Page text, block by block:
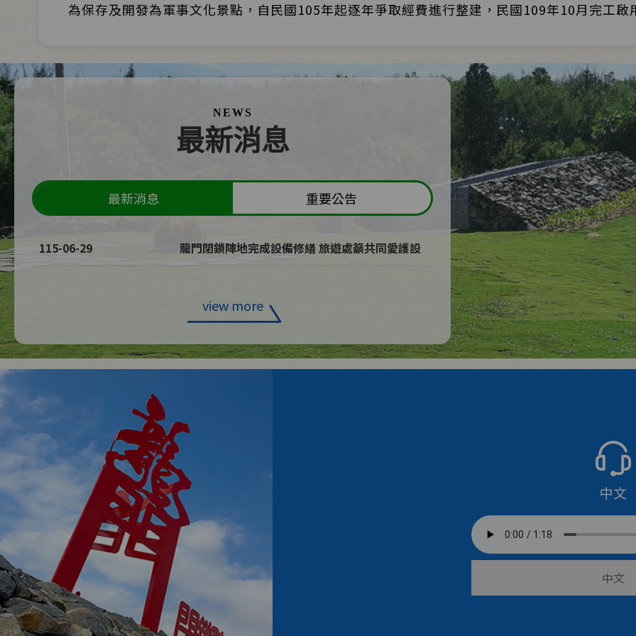
為保存及開發為軍事文化景點，自民國105年起逐年爭取經費進行整建，民國109年10月完工啟
最新消息
最新消息 重要公告
115-06-29 龍門閉鎖陣地完成設備修繕 旅遊處籲共同愛護設
view more
中文
中文